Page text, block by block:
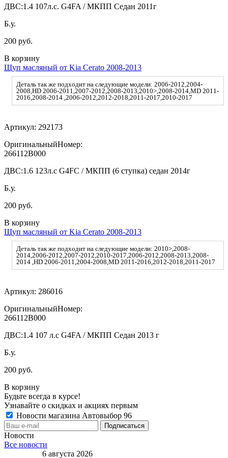
ДВС:1.4 107л.с. G4FA / МКПП Седан 2011г
Б.у.
200 руб.
В корзину
Щуп масляный от Kia Cerato 2008-2013
Деталь так же подходит на следующие модели: 2006-2012,2004-
2008,HD 2006-2011,2007-2012,2008-2013,2010>,2008-2014,MD 2011-
2016,2008-2014 ,2006-2012,2012-2018,2011-2017,2010-2017
Артикул: 292173
ОригинальныйНомер:
266112B000
ДВС:1.6 123л.с G4FC / МКПП (6 ступка) седан 2014г
Б.у.
200 руб.
В корзину
Щуп масляный от Kia Cerato 2008-2013
Деталь так же подходит на следующие модели: 2010>,2008-
2014,2006-2012,2007-2012,2010-2017,2006-2012,2008-2013,2008-
2014 ,HD 2006-2011,2004-2008,MD 2011-2016,2012-2018,2011-2017
Артикул: 286016
ОригинальныйНомер:
266112B000
ДВС:1.4 107 л.с G4FA / МКПП Седан 2013 г
Б.у.
200 руб.
В корзину
Будьте всегда в курсе!
Узнавайте о скидках и акциях первым
Новости магазина Автовыбор 96
Новости
Все новости
6 августа 2026